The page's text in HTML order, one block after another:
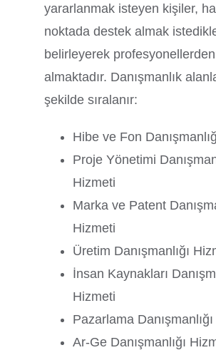
yararlanmak isteyen kişiler,
noktada destek almak
belirleyerek profesyonellerden
almaktadır. Danışmanlık
şekilde sıralanır:
Hibe ve Fon
Proje Yönetimi
Hizmeti
Marka ve Patent
Hizmeti
Üretim Danışmanlığı
İnsan Kaynakları
Hizmeti
Pazarlama
Ar-Ge Danışmanlığı